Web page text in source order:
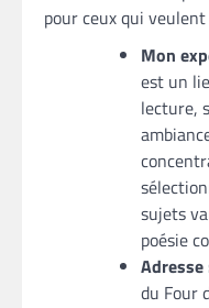
pour ceux qui
Mon
est un
lecture,
sujets
poésie
Adresse
du Four